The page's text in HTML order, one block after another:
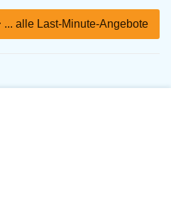
... alle Last-Minute-Angebote